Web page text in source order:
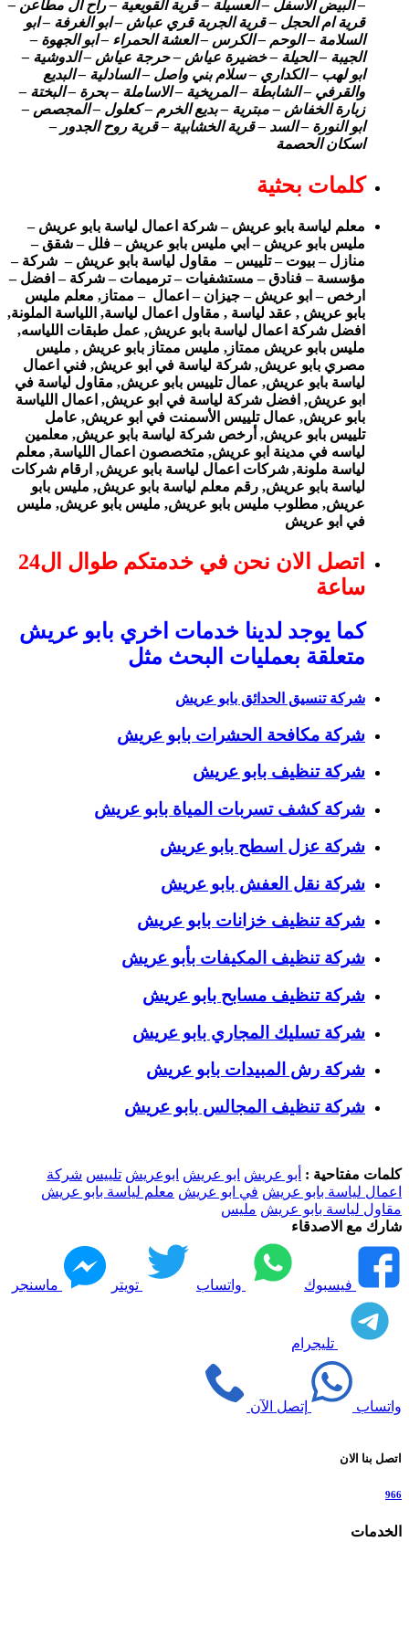
– البيض الاسفل – العسيلة – قرية القويعية – راح ال مطاعن –
قرية ام الحجل – قرية الجربة قري عباش – ابو الغرفة – ابو
السلامة – الوحم – الكرس – العشة الحمراء – ابو الجهوة –
الجيبة – الحيلة – خضيرة عياش – حرجة عياش – الدوشية –
ابو لهب – الكداري – سلام بني واصل – السادلية – البديع
والقرفي – الشابطة – المريخية – الاساملة – بحرة – البختة –
زبارة الخفاش – مبترية – بديع الخرم – كعلول – المجصص –
ابو النورة – السد – قرية الخشابية – قرية روح الجدور –
اسكان الحصمة
كلمات بحثية
معلم لياسة بابو عريش – شركة اعمال لياسة بابو عريش –
مليس بابو عريش – ابي مليس بابو عريش – فلل – شقق –
منازل – بيوت – تلييس – مقاول لياسة بابو عريش – شركة –
مؤسسة – فنادق – مستشفيات – ترميمات – شركة – افضل –
ارخص – ابو عريش – جيزان – اعمال – ممتاز, معلم مليس
بابو عريش , عقد لياسة , مقاول اعمال لياسة, اللياسة الملونة,
افضل شركة اعمال لياسة بابو عريش, عمل طبقات اللياسه,
مليس بابو عريش ممتاز, مليس ممتاز بابو عريش , مليس
مصري بابو عريش, شركة لياسة في ابو عريش, فني اعمال
لياسة بابو عريش, عمال تلييس بابو عريش, مقاول لياسة في
ابو عريش, افضل شركة لياسة في ابو عريش, اعمال اللياسة
بابو عريش, عمال تلييس الأسمنت في ابو عريش, عامل
تلييس بابو عريش, أرخص شركة لياسة بابو عريش, معلمين
لياسه في مدينة ابو عريش, متخصصون اعمال اللياسة, معلم
لياسة ملونة, شركات اعمال لياسة بابو عريش, ارقام شركات
لياسة بابو عريش, رقم معلم لياسة بابو عريش, مليس بابو
عريش, مطلوب مليس بابو عريش, مليس بابو عريش, مليس
في ابو عريش
اتصل الان نحن في خدمتكم طوال ال24
ساعة
كما يوجد لدينا خدمات اخري بابو عريش
متعلقة بعمليات البحث مثل
شركة تنسيق الحدائق بابو عريش
شركة مكافحة الحشرات بابو عريش
شركة تنظيف بابو عريش
شركة كشف تسربات المياة بابو عريش
شركة عزل اسطح بابو عريش
شركة نقل العفش بابو عريش
شركة تنظيف خزانات بابو عريش
شركة تنظيف المكيفات بأبو عريش
شركة تنظيف مسابح بابو عريش
شركة تسليك المجاري بابو عريش
شركة رش المبيدات بابو عريش
شركة تنظيف المجالس بابو عريش
كلمات مفتاحية : أبو عريش ابو عريش ابوعريش تلييس شركة
اعمال لياسة بابو عريش في ابو عريش معلم لياسة بابو عريش
مقاول لياسة بابو عريش مليس
شارك مع الاصدقاء
فيسبوك واتساب تويتر ماسنجر
تليجرام
واتساب إتصل الآن
اتصل بنا الان
966
الخدمات